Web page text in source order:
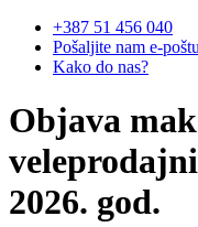
+387 51 456 040
Pošaljite nam e-poštu
Kako do nas?
Objava
2026. god.